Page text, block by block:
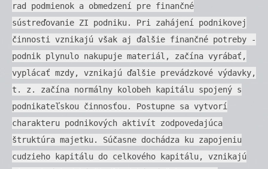
rad podmienok a obmedzení pre finančné
sústreďovanie ZI podniku. Pri zahájení podnikovej
činnosti vznikajú však aj ďalšie finančné potreby -
podnik plynulo nakupuje materiál, začína vyrábať,
vyplácať mzdy, vznikajú ďalšie prevádzkové výdavky,
t. z. začína normálny kolobeh kapitálu spojený s
podnikateľskou činnosťou. Postupne sa vytvorí
charakteru podnikových aktivít zodpovedajúca
štruktúra majetku. Súčasne dochádza ku zapojeniu
cudzieho kapitálu do celkového kapitálu, vznikajú